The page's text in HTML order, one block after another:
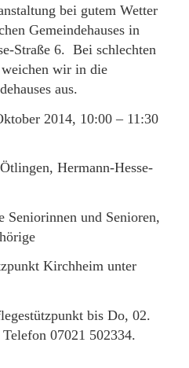
bei gutem Wetter
Gemeindehauses in
Straße 6. Bei schlechten
wir in die
aus.
2014, 10:00 – 11:30
Hermann-Hesse-
Seniorinnen und Senioren,
Kirchheim unter
bis Do, 02.
07021 502334.